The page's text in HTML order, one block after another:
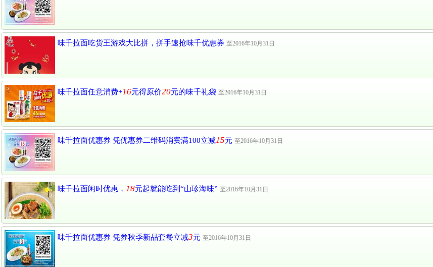
味千拉面吃货王游戏大比拼，拼手速抢味千优惠券 至2016年10月31日
味千拉面任意消费+16元得原价20元的味千礼袋 至2016年10月31日
味千拉面优惠券 凭优惠券二维码消费满100立减15元 至2016年10月31日
味千拉面闲时优惠， 18元起就能吃到“山珍海味” 至2016年10月31日
味千拉面优惠券 凭券秋季新品套餐立减3元 至2016年10月31日